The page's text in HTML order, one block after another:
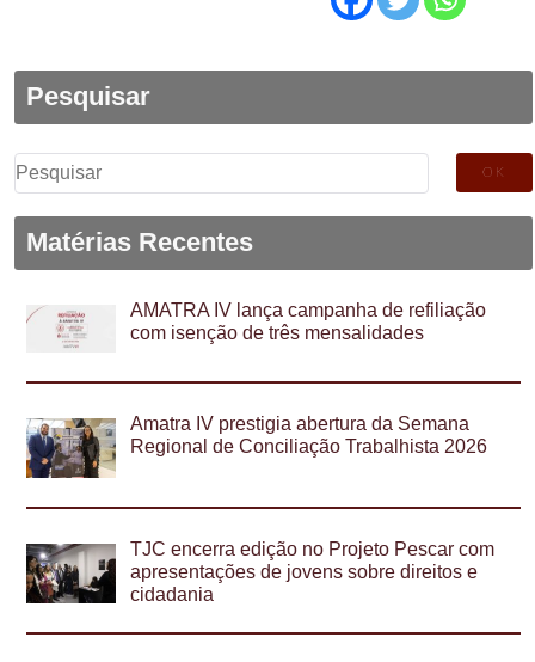
Pesquisar
Pesquisar
por:
Matérias Recentes
AMATRA IV lança campanha de refiliação
com isenção de três mensalidades
Amatra IV prestigia abertura da Semana
Regional de Conciliação Trabalhista 2026
TJC encerra edição no Projeto Pescar com
apresentações de jovens sobre direitos e
cidadania